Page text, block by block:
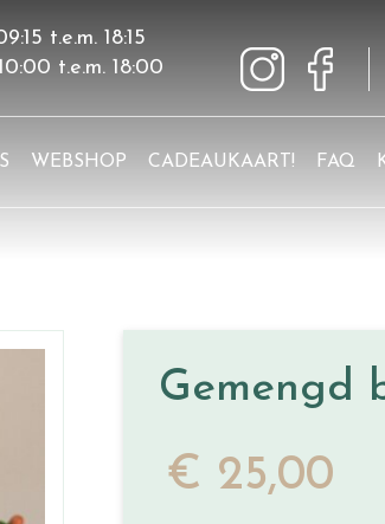
t.e.m. 18:15
t.e.m. 18:00
WEBSHOP CADEAUKAART! FAQ
Gemengd
€ 25,00